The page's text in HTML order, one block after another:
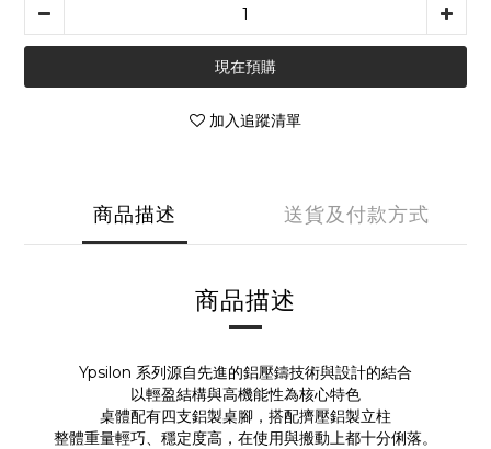
現在預購
加入追蹤清單
商品描述 送貨及付款方式
商品描述
Ypsilon 系列源自先進的鋁壓鑄技術與設計的結合
以輕盈結構與高機能性為核心特色
桌體配有四支鋁製桌腳，搭配擠壓鋁製立柱
整體重量輕巧、穩定度高，在使用與搬動上都十分俐落。